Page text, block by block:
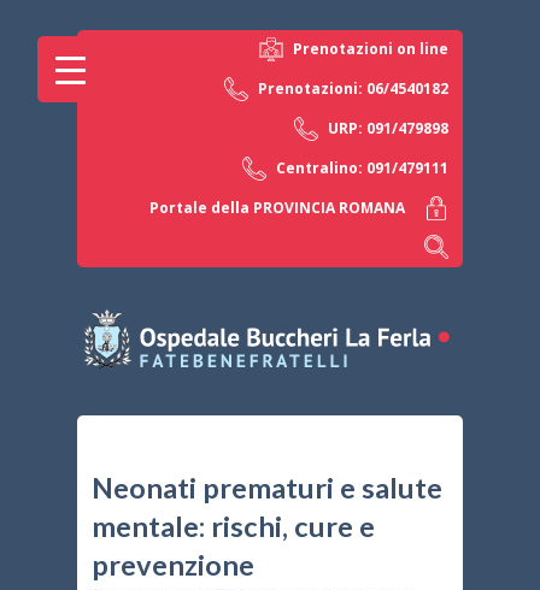
Prenotazioni on line
Prenotazioni: 06/4540182
URP: 091/479898
Centralino: 091/479111
Portale della PROVINCIA ROMANA
Neonati prematuri e salute
mentale: rischi, cure e
prevenzione